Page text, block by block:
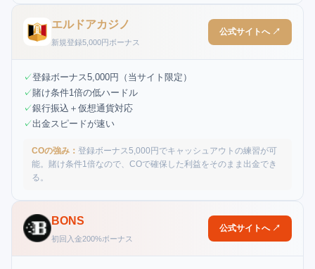
エルドアカジノ
新規登録5,000円ボーナス
公式サイトへ ↗
✓登録ボーナス5,000円（当サイト限定）
✓賭け条件1倍の低ハードル
✓銀行振込＋仮想通貨対応
✓出金スピードが速い
COの強み： 登録ボーナス5,000円でキャッシュアウトの練習が可
能。賭け条件1倍なので、COで確保した利益をそのまま出金でき
る。
BONS
初回入金200%ボーナス
公式サイトへ ↗